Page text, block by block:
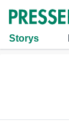
Storys